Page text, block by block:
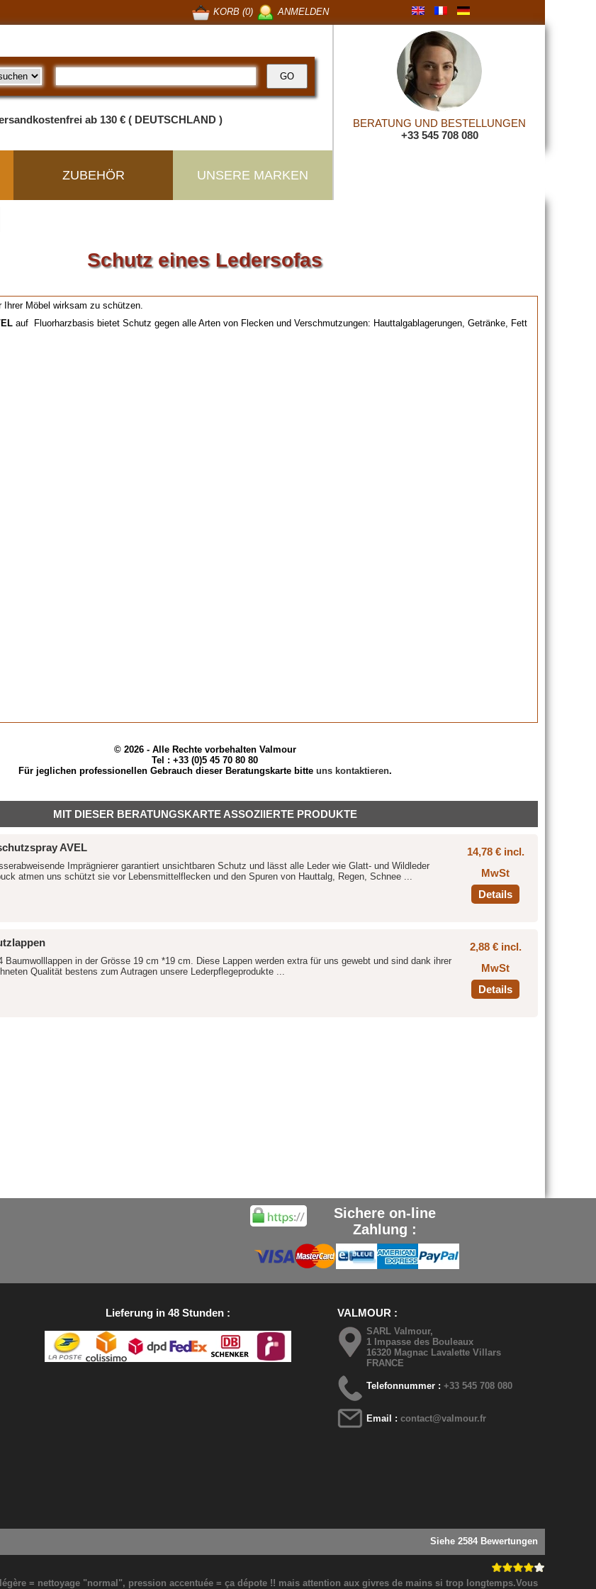
ANMELDEN
KORB (0)
ab 130 € ( DEUTSCHLAND )
BERATUNG UND BESTELLUNGEN
+33 545 708 080
ZUBEHÖR UNSERE MARKEN
Schutz eines Ledersofas
Möbel wirksam zu schützen.
auf Fluorharzbasis bietet Schutz gegen alle Arten von Flecken und Verschmutzungen: Hauttalgablagerungen, Getränke, Fett
© 2026 - Alle Rechte vorbehalten Valmour
Tel : +33 (0)5 45 70 80 80
Für jeglichen professionellen Gebrauch dieser Beratungskarte bitte uns kontaktieren.
MIT DIESER BERATUNGSKARTE ASSOZIIERTE PRODUKTE
AVEL
Imprägnierer garantiert unsichtbaren Schutz und lässt alle Leder wie Glatt- und Wildleder
atmen uns schützt sie vor Lebensmittelflecken und den Spuren von Hauttalg, Regen, Schnee ...
14,78 € incl.
MwSt
Details
Baumwolllappen in der Grösse 19 cm *19 cm. Diese Lappen werden extra für uns gewebt und sind dank ihrer
Qualität bestens zum Autragen unsere Lederpflegeprodukte ...
2,88 € incl.
MwSt
Details
Sichere on-line
Zahlung :
Lieferung in 48 Stunden VALMOUR
SARL Valmour,
1 Impasse des Bouleaux
16320 Magnac Lavalette Villars
FRANCE
Telefonnummer :+33 545 708 080
Email :contact@valmour.fr
Siehe 2584 Bewertungen
= nettoyage "normal", pression accentuée = ça dépote !! mais attention aux givres de mains si trop longtemps.Vous